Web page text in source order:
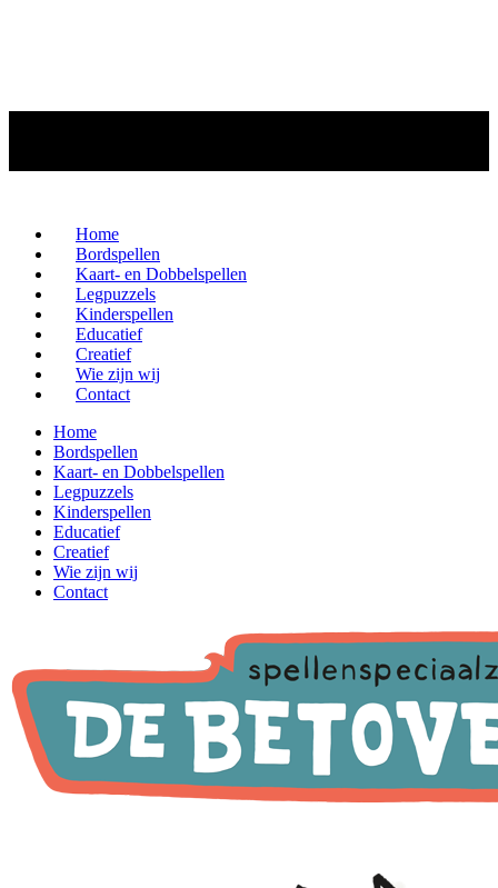
Home
Bordspellen
Kaart- en Dobbelspellen
Legpuzzels
Kinderspellen
Educatief
Creatief
Wie zijn wij
Contact
Home
Bordspellen
Kaart- en Dobbelspellen
Legpuzzels
Kinderspellen
Educatief
Creatief
Wie zijn wij
Contact